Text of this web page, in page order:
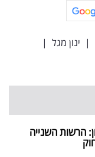
| ינון מגל |
הרשות השנייה